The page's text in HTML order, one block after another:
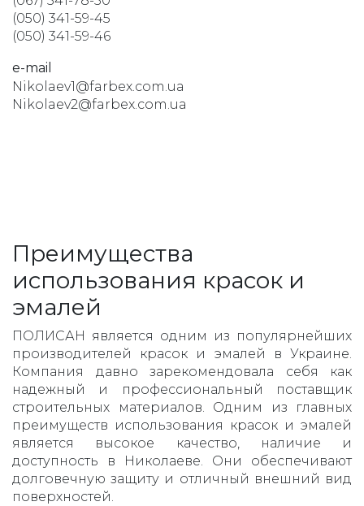
(050) 341-59-45
(050) 341-59-46
e-mail
Nikolaev1@farbex.com.ua
Nikolaev2@farbex.com.ua
Преимущества
использования красок и
эмалей
ПОЛИСАН является одним из популярнейших
производителей красок и эмалей в Украине.
Компания давно зарекомендовала себя как
надежный и профессиональный поставщик
строительных материалов. Одним из главных
преимуществ использования красок и эмалей
является высокое качество, наличие и
доступность в Николаеве. Они обеспечивают
долговечную защиту и отличный внешний вид
поверхностей.